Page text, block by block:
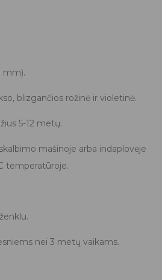
mm).
blizgančios rožinė ir violetinė.
5-12 metų.
mašinoje arba indaplovėje
temperatūroje.
nei 3 metų vaikams.